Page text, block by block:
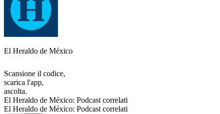
El Heraldo de México
Scansione il codice,
scarica l'app,
ascolta.
El Heraldo de México: Podcast correlati
El Heraldo de México: Podcast correlati